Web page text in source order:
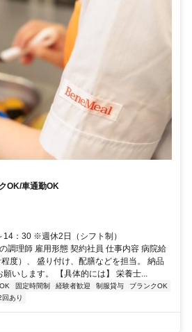
OK/車通勤OK
：30 ※週休2日（シフト制）
調理師 雇用形態 契約社員 仕事内容 病院給
度）、 盛り付け、配膳などを担当。 納品
いします。 【具体的には】 栄養士...
固定時間制 経験者歓迎 制服貸与
ブランクOK
あり